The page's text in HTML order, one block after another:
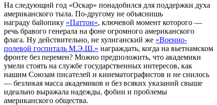
На следующий год «Оскар» понадобился для поддержки духа
американского тыла. По-другому не объяснишь
награду байопику «Паттон», ключевой момент которого —
речь бравого генерала на фоне огромного американского
флага. Ну действительно, не хулиганский же «Военно-
полевой госпиталь М.Э.Ш.» награждать, когда на вьетнамском
фронте без перемен? Можно предположить, что академики
умели стоять на службе государственных интересов, как
нашим Союзам писателей и кинематографистов и не снилось
— безликая масса академиков и без всяких указаний свыше
идеально выражала надежды, фобии и проблемы
американского общества.